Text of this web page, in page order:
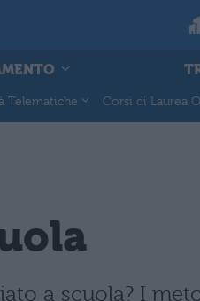
Telematiche Corsi di Laurea
a scuola? I